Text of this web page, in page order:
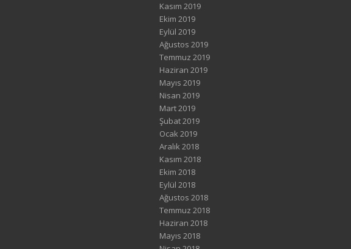
Kasım 2019
Ekim 2019
Eylül 2019
Ağustos 2019
Temmuz 2019
Haziran 2019
Mayıs 2019
Nisan 2019
Mart 2019
Şubat 2019
Ocak 2019
Aralık 2018
Kasım 2018
Ekim 2018
Eylül 2018
Ağustos 2018
Temmuz 2018
Haziran 2018
Mayıs 2018